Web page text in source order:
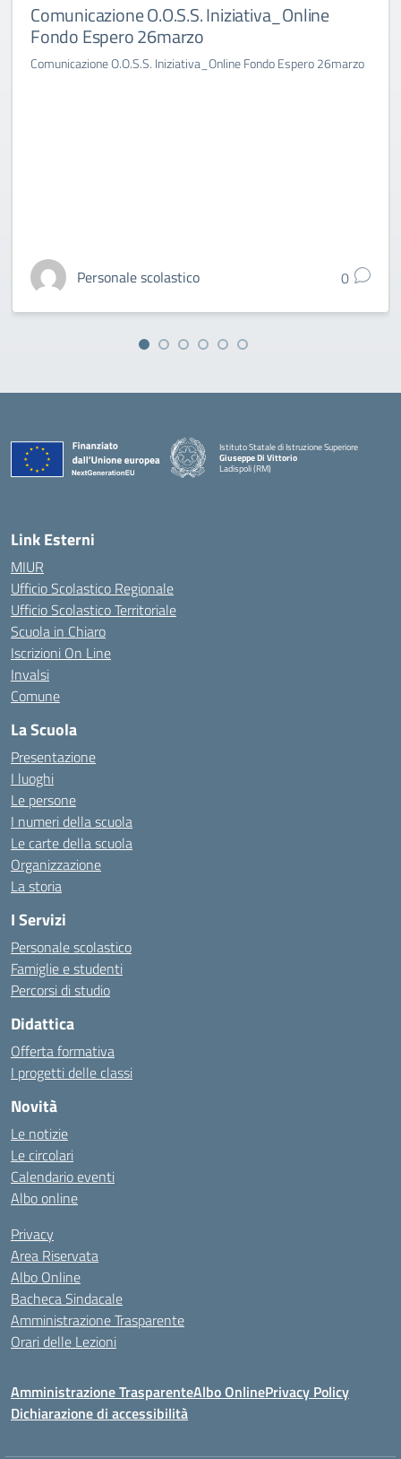
Comunicazione O.O.S.S. Iniziativa_Online
Fondo Espero 26marzo
Comunicazione O.O.S.S. Iniziativa_Online Fondo Espero 26marzo
Personale scolastico 0
Istituto Statale di Istruzione Superiore
Giuseppe Di Vittorio
Ladispoli (RM)
Link Esterni
MIUR
Ufficio Scolastico Regionale
Ufficio Scolastico Territoriale
Scuola in Chiaro
Iscrizioni On Line
Invalsi
Comune
La Scuola
Presentazione
I luoghi
Le persone
I numeri della scuola
Le carte della scuola
Organizzazione
La storia
I Servizi
Personale scolastico
Famiglie e studenti
Percorsi di studio
Didattica
Offerta formativa
I progetti delle classi
Novità
Le notizie
Le circolari
Calendario eventi
Albo online
Privacy
Area Riservata
Albo Online
Bacheca Sindacale
Amministrazione Trasparente
Orari delle Lezioni
Amministrazione TrasparenteAlbo OnlinePrivacy Policy
Dichiarazione di accessibilità